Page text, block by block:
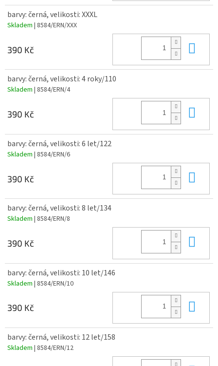
barvy: černá, velikosti: XXXL
Skladem | 8584/ERN/XXX
390 Kč
barvy: černá, velikosti: 4 roky/110
Skladem | 8584/ERN/4
390 Kč
barvy: černá, velikosti: 6 let/122
Skladem | 8584/ERN/6
390 Kč
barvy: černá, velikosti: 8 let/134
Skladem | 8584/ERN/8
390 Kč
barvy: černá, velikosti: 10 let/146
Skladem | 8584/ERN/10
390 Kč
barvy: černá, velikosti: 12 let/158
Skladem | 8584/ERN/12